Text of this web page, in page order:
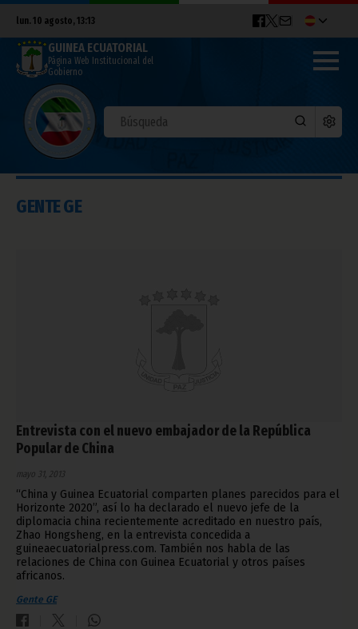
lun. 10 agosto, 13:13
GUINEA ECUATORIAL
Página Web Institucional del
Gobierno
GENTE GE
Entrevista con el nuevo embajador de la República
Popular de China
mayo 31, 2013
“China y Guinea Ecuatorial comparten planes parecidos para el
Horizonte 2020”, así lo ha declarado el nuevo jefe de la
diplomacia china recientemente acreditado en nuestro país,
Zhao Hongsheng, en la entrevista concedida a
guineaecuatorialpress.com. También nos habla de las
relaciones de China con Guinea Ecuatorial y otros países
africanos.
Gente GE